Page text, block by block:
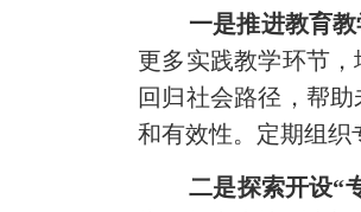
一是推进教育
更多实践教学环节
回归社会路径，帮助
和有效性。 定期组织
二是探索开设“